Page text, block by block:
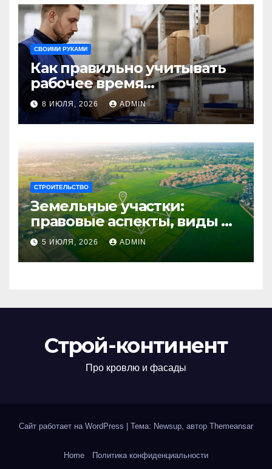
СВОИМИ РУКАМИ
Как правильно учитывать
рабочее время
сотрудников: советы для
бизнеса
8 ИЮЛЯ, 2026 ADMIN
СТРОИТЕЛЬСТВО
Земельные участки:
правовые аспекты, виды и
возможности
использования
5 ИЮЛЯ, 2026 ADMIN
Строй-континент
Про кровлю и фасады
Сайт работает на WordPress | Тема: Newsup, автор Themeansar
Home Политика конфиденциальности